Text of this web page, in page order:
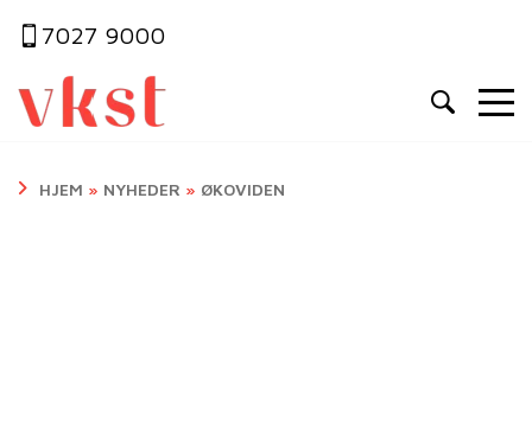
7027 9000
HJEM » NYHEDER » ØKOVIDEN